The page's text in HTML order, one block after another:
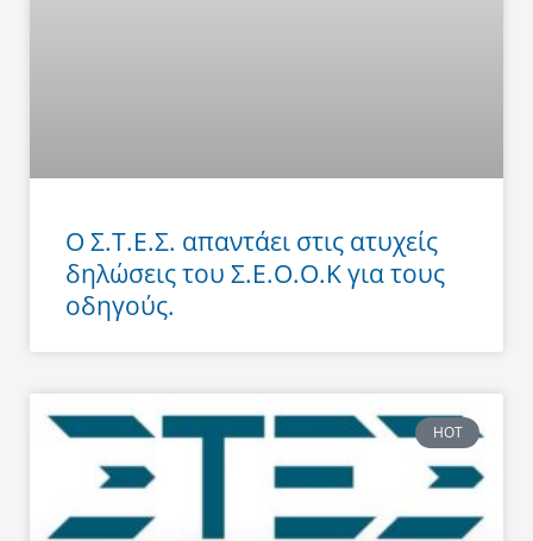
Ο Σ.Τ.Ε.Σ. απαντάει στις ατυχείς
δηλώσεις του Σ.Ε.Ο.Ο.Κ για τους
οδηγούς.
HOT